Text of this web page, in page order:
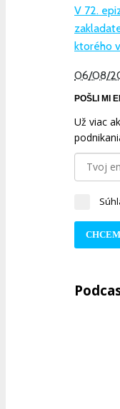
V 72.
ktorého
06/08/
POŠLI MI
Už viac